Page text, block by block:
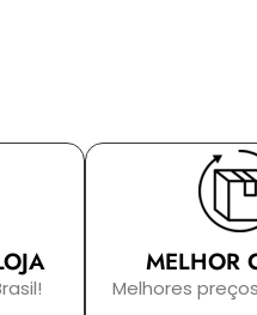
MELHOR
Melhores